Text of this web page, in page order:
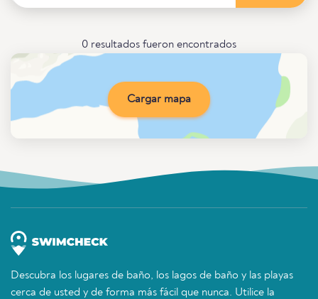
0 resultados fueron encontrados
Cargar mapa
Descubra los lugares de baño, los lagos de baño y las playas
cerca de usted y de forma más fácil que nunca. Utilice la